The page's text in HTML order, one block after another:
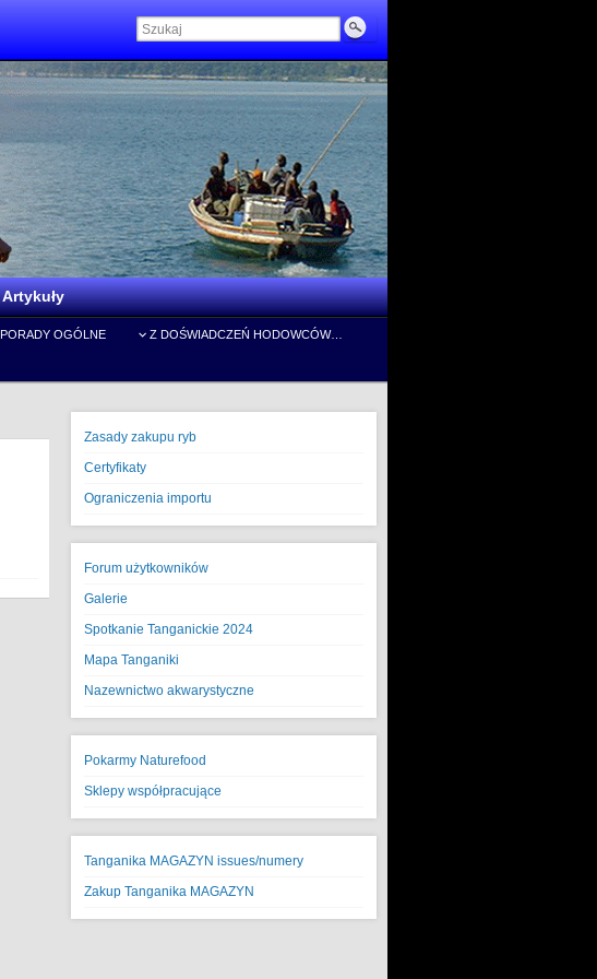
Artykuły
PORADY OGÓLNE Z DOŚWIADCZEŃ HODOWCÓW…
Zasady zakupu ryb
Certyfikaty
Ograniczenia importu
Forum użytkowników
Galerie
Spotkanie Tanganickie 2024
Mapa Tanganiki
Nazewnictwo akwarystyczne
Pokarmy Naturefood
Sklepy współpracujące
Tanganika MAGAZYN issues/numery
Zakup Tanganika MAGAZYN